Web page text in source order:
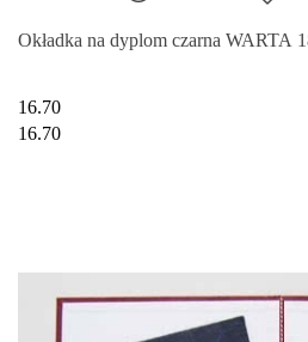
Okładka na dyplom czarna WARTA
16.70
16.70